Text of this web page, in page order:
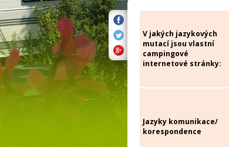
V jakých jazykových
mutací jsou vlastní
campingové
internetové stránky:
Jazyky komunikace/
korespondence